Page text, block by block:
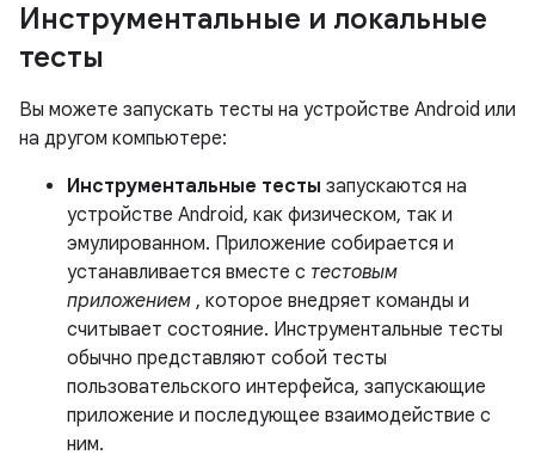
Инструментальные и локальные
тесты
Вы можете запускать тесты на устройстве Android или
на другом компьютере:
Инструментальные тесты запускаются на
устройстве Android, как физическом, так и
эмулированном. Приложение собирается и
устанавливается вместе с тестовым
приложением , которое внедряет команды и
считывает состояние. Инструментальные тесты
обычно представляют собой тесты
пользовательского интерфейса, запускающие
приложение и последующее взаимодействие с
ним.